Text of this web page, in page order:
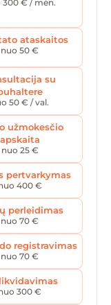
iki to
300 € / mėn.
ataskaitos
nuo 50 €
su
50 € / val.
užmokesčio
apskaita
nuo 25 €
pertvarkymas
400 €
perleidimas
nuo 70 €
registravimas
nuo 70 €
300 €